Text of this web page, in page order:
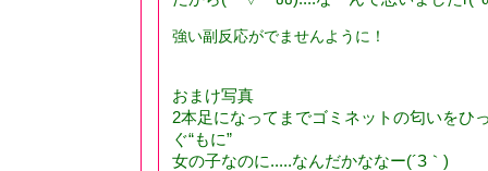
強い副反応がでませんように！
おまけ写真
2本足になってまでゴミネットの匂いをひ
ぐ“もに”
女の子なのに.....なんだかななー(´З｀)